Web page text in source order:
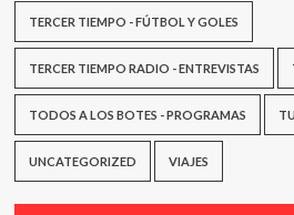
TERCER TIEMPO - FÚTBOL Y GOLES
TERCER TIEMPO RADIO - ENTREVISTAS
TODOS A LOS BOTES - PROGRAMAS
UNCATEGORIZED VIAJES